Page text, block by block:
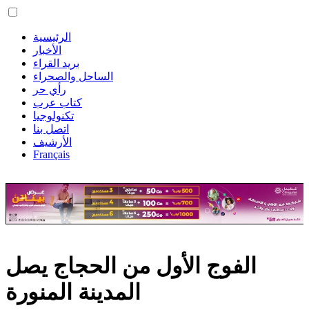
الرئيسية
الأخبار
بريد القراء
الساحل والصحراء
رأي حر
كتاب عرب
تكنولوجيا
اتصل بنا
الأرشيف
Français
الفوج الأول من الحجاج يصل
المدينة المنورة